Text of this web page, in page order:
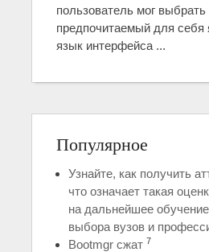
пользователь мог
предпочитаемый для себя
язык интерфейса ...
Популярное
Узнайте, как получить
что означает такая
на дальнейшее
выбора вузов и
Bootmgr сжат 7